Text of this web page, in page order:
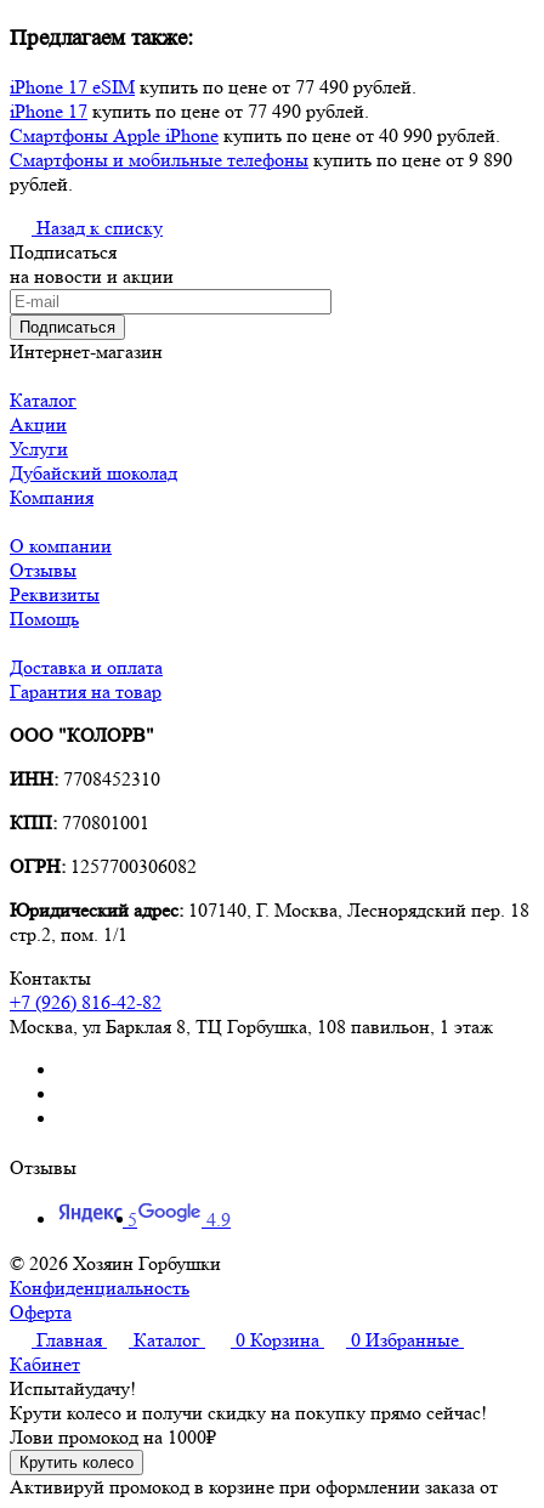
Предлагаем также:
iPhone 17 eSIM купить по цене от 77 490 рублей.
iPhone 17 купить по цене от 77 490 рублей.
Смартфоны Apple iPhone купить по цене от 40 990 рублей.
Смартфоны и мобильные телефоны купить по цене от 9 890
рублей.
Назад к списку
Подписаться
на новости и акции
Подписаться
Интернет-магазин
Каталог
Акции
Услуги
Дубайский шоколад
Компания
О компании
Отзывы
Реквизиты
Помощь
Доставка и оплата
Гарантия на товар
ООО "КОЛОРВ"
ИНН: 7708452310
КПП: 770801001
ОГРН: 1257700306082
Юридический адрес: 107140, Г. Москва, Леснорядский пер. 18
стр.2, пом. 1/1
Контакты
+7 (926) 816-42-82
Москва, ул Барклая 8, ТЦ Горбушка, 108 павильон, 1 этаж
Отзывы
5
4.9
© 2026 Хозяин Горбушки
Конфиденциальность
Оферта
Главная
Каталог 0 Корзина 0 Избранные
Кабинет
Испытайудачу!
Крути колесо и получи скидку на покупку прямо сейчас!
Лови промокод на 1000₽
Крутить колесо
Активируй промокод в корзине при оформлении заказа от